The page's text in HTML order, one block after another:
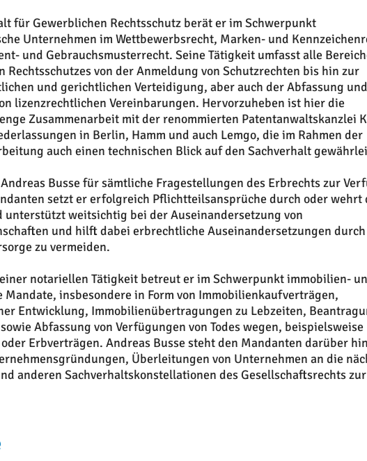
für Gewerblichen Rechtsschutz berät er im Schwerpunkt
Unternehmen im Wettbewerbsrecht, Marken- und
und Gebrauchsmusterrecht. Seine Tätigkeit umfasst alle
Rechtsschutzes von der Anmeldung von Schutzrechten bis hin zur
und gerichtlichen Verteidigung, aber auch der Abfassung und
lizenzrechtlichen Vereinbarungen. Hervorzuheben ist hier die
Zusammenarbeit mit der renommierten Patentanwaltskanzlei
in Berlin, Hamm und auch Lemgo, die im Rahmen der
auch einen technischen Blick auf den Sachverhalt
Busse für sämtliche Fragestellungen des Erbrechts zur
setzt er erfolgreich Pflichtteilsansprüche durch oder wehrt
unterstützt weitsichtig bei der Auseinandersetzung von
und hilft dabei erbrechtliche Auseinandersetzungen durch
zu vermeiden.
notariellen Tätigkeit betreut er im Schwerpunkt immobilien-
insbesondere in Form von Immobilienkaufverträgen,
Entwicklung, Immobilienübertragungen zu Lebzeiten,
Abfassung von Verfügungen von Todes wegen, beispielsweise
Erbverträgen. Andreas Busse steht den Mandanten darüber
Überleitungen von Unternehmen an die
anderen Sachverhaltskonstellationen des Gesellschaftsrechts zur